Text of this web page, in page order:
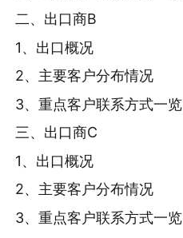
二、出口商B
1、出口概况
2、主要客户分布情况
3、重点客户联系方式一览
三、出口商C
1、出口概况
2、主要客户分布情况
3、重点客户联系方式一览